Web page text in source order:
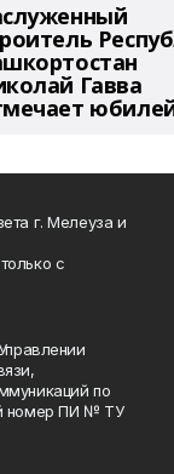
Гавва
г. Мелеуза и
с
по
номер ПИ № ТУ